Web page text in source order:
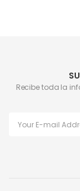
Recibe toda la